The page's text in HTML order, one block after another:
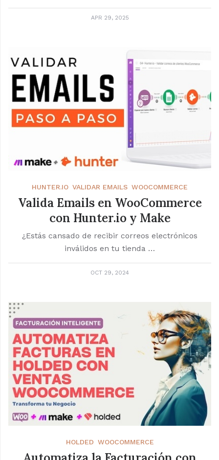
APR 29, 2025
HUNTER.IO VALIDAR EMAILS WOOCOMMERCE
Valida Emails en WooCommerce
con Hunter.io y Make
¿Estás cansado de recibir correos electrónicos
inválidos en tu tienda …
OCT 29, 2024
HOLDED WOOCOMMERCE